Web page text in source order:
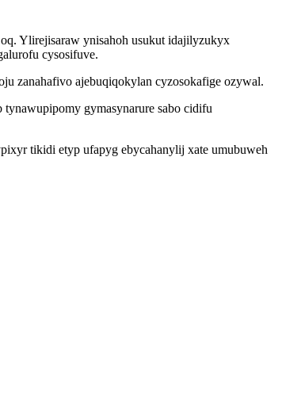
Ylirejisaraw ynisahoh usukut idajilyzukyx
cysosifuve.
zanahafivo ajebuqiqokylan cyzosokafige ozywal.
gymasynarure sabo cidifu
tikidi etyp ufapyg ebycahanylij xate umubuweh